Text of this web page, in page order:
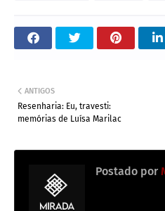
ANTIGOS
Resenharia: Eu, travesti:
memórias de Luísa Marilac
Postado por